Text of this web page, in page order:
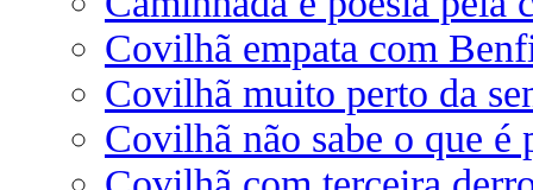
Covilhã empata com
Covilhã muito perto da
Covilhã não sabe o que é